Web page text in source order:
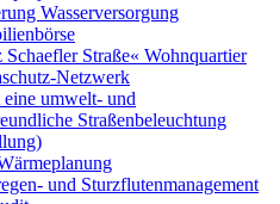
Wasserversorgung
Schaefler Straße« Wohnquartier
Netzwerk
eine umwelt- und
Straßenbeleuchtung
und Sturzflutenmanagement